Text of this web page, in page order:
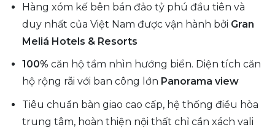
Hàng xóm kế bên bán đảo tỷ phú đầu tiên và
duy nhất của Việt Nam được vận hành bởi Gran
Meliá Hotels & Resorts
100% căn hộ tầm nhìn hướng biển. Diện tích căn
hộ rộng rãi với ban công lớn Panorama view
Tiêu chuẩn bàn giao cao cấp, hệ thống điều hòa
trung tâm, hoàn thiện nội thất chỉ cần xách vali